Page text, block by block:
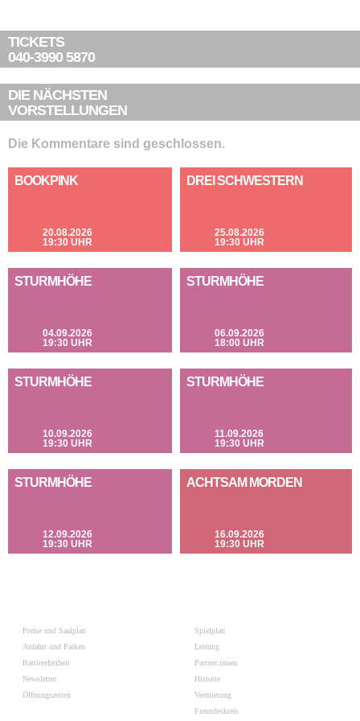
TICKETS
040-3990 5870
DIE NÄCHSTEN
VORSTELLUNGEN
Die Kommentare sind geschlossen.
BOOKPINK
20.08.2026
19:30 UHR
DREI SCHWESTERN
25.08.2026
19:30 UHR
STURMHÖHE
04.09.2026
19:30 UHR
STURMHÖHE
06.09.2026
18:00 UHR
STURMHÖHE
10.09.2026
19:30 UHR
STURMHÖHE
11.09.2026
19:30 UHR
STURMHÖHE
12.09.2026
19:30 UHR
ACHTSAM MORDEN
16.09.2026
19:30 UHR
Preise und Saalplan
Anfahrt und Parken
Barrierefreiheit
Newsletter
Öffnungszeiten
Spielplan
Leitung
Partner:innen
Historie
Vermietung
Freundeskreis